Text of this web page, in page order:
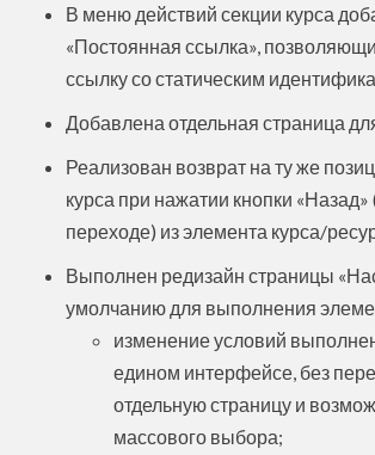
В меню действий секции курса
«Постоянная ссылка»,
ссылку со статическим
Добавлена отдельная страница
Реализован возврат на ту же
курса при нажатии кнопки
переходе) из элемента курса/
Выполнен редизайн страницы
умолчанию для выполнения
изменение условий
едином интерфейсе, без
отдельную страницу и
массового выбора;